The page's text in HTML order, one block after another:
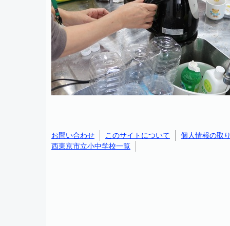
お問い合わせ このサイトについて
個人情報の取
西東京市立小中学校一覧